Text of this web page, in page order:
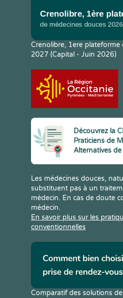
Crenolibre, 1ere
2027 (Capital - Juin 2026)
Découvrez la
Praticiens de
Alternatives
Les médecines douces,
substituent pas à un
médecin. En cas de doute
médecin.
En savoir plus sur les
conventionnelles
Comparatif des solutions